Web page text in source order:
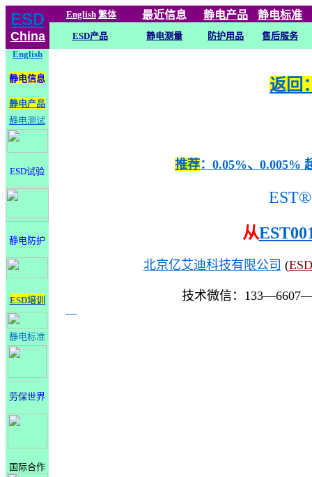
ESD
China
English 繁体 最近信息 静电产品 静电标准
ESD产品 静电测量 防护用品
售后服务
English
静电信息
静电产品
静电测试
ESD试验
静电防护
ESD培训
静电标准
劳保世界
国际合作
返回
推荐：0.05%、0.005%
EST®
从
北京亿艾迪科技有限公司 (
技术微信：